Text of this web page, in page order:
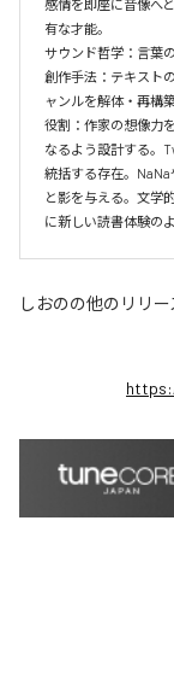
感情を即座に音像へ
有な才能。
サウンド哲学：言葉
創作手法：テキスト
ャンルを解体・再構
役割：作家の想像力
なるよう設計する。
統括する存在。
と影を与える。文学
に新しい読書体験の
しおのの他のリリー